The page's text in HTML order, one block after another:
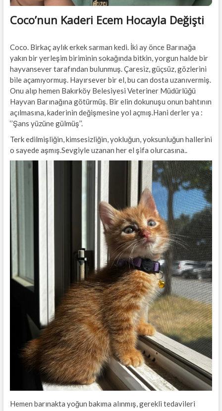
Coco’nun Kaderi Ecem Hocayla Değişti
Coco. Birkaç aylık erkek sarman kedi. İki ay önce Barınağa
yakın bir yerleşim biriminin sokağında bitkin, yorgun halde bir
hayvansever tarafından bulunmuş. Çaresiz, güçsüz, gözlerini
bile açamıyormuş. Hayırsever bir el, bu can dosta uzanıvermiş.
Onu alıp hemen Bakırköy Belesiyesi Veteriner Müdürlüğü
Hayvan Barınağına götürmüş. Bir elin dokunuşu onun bahtının
açılmasına, kaderinin değişmesine yol açmış.Hani derler ya :
‘’Şans yüzüne gülmüş’’.
Terk edilmişliğin, kimsesizliğin, yokluğun, yoksunluğun hallerini
o sayede aşmış.Sevgiyle uzanan her el şifa olurcasına..
Hemen barınakta yoğun bakıma alınmış, gerekli tedavileri